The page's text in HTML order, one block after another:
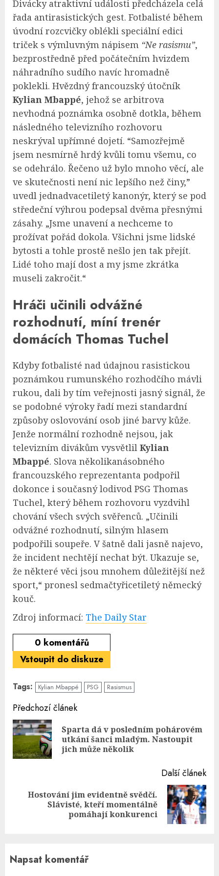
Divácky atraktivní události předcházela celá
řada antirasistických gest. Fotbalisté během
úvodní rozcvičky oblékli speciální edici
triček s výmluvným nápisem “Ne rasismu”,
bezprostředně před počátečním hvizdem
náhradního sudího navíc hromadně
poklekli. Hvězdný francouzský útočník
Kylian Mbappé, jehož se arbitrova
nevhodná poznámka osobně dotkla, během
následného televizního rozhovoru
neskrýval upřímné dojetí. “Samozřejmě
jsem nesmírně hrdý kvůli tomu všemu, co
se odehrálo. Řečeno už bylo mnoho věcí, ale
ve skutečnosti není nic lepšího než činy,”
uvedl jednadvacetiletý kanonýr, který se pod
středeční výhrou podepsal dvěma přesnými
zásahy. „Jsme unavení a nechceme to
prožívat pořád dokola. Všichni jsme lidské
bytosti a tohle prostě nešlo jen tak přejít.
Lidé toho mají dost a my jsme zkrátka
museli zakročit.“
Hráči učinili odvážné
rozhodnutí, míní trenér
domácích Thomas Tuchel
Kdyby fotbalisté nad údajnou rasistickou
poznámkou rumunského rozhodčího mávli
rukou, dali by tím veřejnosti jasný signál, že
se podobné výroky řadí mezi standardní
způsoby oslovování osob jiné barvy kůže.
Jenže normální rozhodně nejsou, jak
televizním divákům vysvětlil Kylian
Mbappé. Slova několikanásobného
francouzského reprezentanta podpořil
dokonce i současný lodivod PSG Thomas
Tuchel, který během rozhovoru vyzdvihl
chování všech svých svěřenců. „Učinili
odvážné rozhodnutí, silným hlasem
podpořili soupeře. V šatně dali jasně najevo,
že incident nechtějí nechat být. Ukazuje se,
že některé věci jsou mnohem důležitější než
sport,“ pronesl sedmačtyřicetiletý německý
kouč.
Zdroj informací: The Daily Star
0 komentářů
Vstoupit do diskuze
Tags: Kylian Mbappé PSG Rasismus
Continue
Reading
Předchozí článek
Sparta dá v posledním pohárovém
utkání šanci mladým. Nastoupit
jich může několik
Další článek
Next
Hostování jim evidentně svědčí.
Slávisté, kteří momentálně
pomáhají konkurenci
Napsat komentář